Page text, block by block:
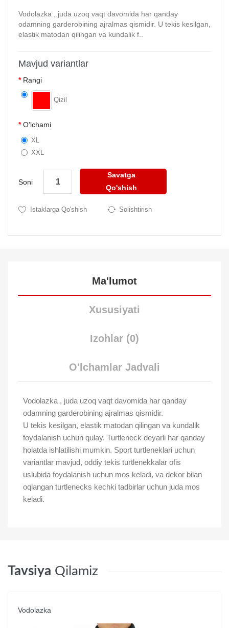
Vodolazka , juda uzoq vaqt davomida har qanday
odamning garderobining ajralmas qismidir. U tekis kesilgan,
elastik matodan qilingan va kundalik f..
Mavjud variantlar
Rangi
Qizil
O'lchami
XL
XXL
Soni
Savatga
Qo'shish
Istaklarga Qo'shish Solishtirish
Ma'lumot
Xususiyati
Izohlar (0)
O'lchamlar Jadvali
Vodolazka , juda uzoq vaqt davomida har qanday
odamning garderobining ajralmas qismidir.
U tekis kesilgan, elastik matodan qilingan va kundalik
foydalanish uchun qulay. Turtleneck deyarli har qanday
holatda ishlatilishi mumkin. Sport turtleneklari uchun
variantlar mavjud, oddiy tekis turtlenekkalar ofis
uslubida foydalanish uchun mos keladi, va dekor bilan
oqlangan turtlenecks kechki tadbirlar uchun juda mos
keladi.
Tavsiya Qilamiz
Vodolazka